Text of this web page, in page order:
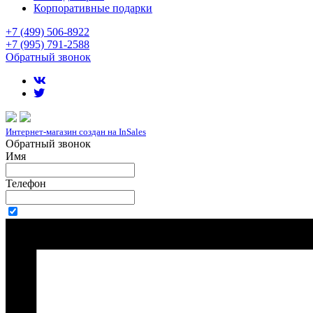
Корпоративные подарки
+7 (499) 506-8922
+7 (995) 791-2588
Обратный звонок
Интернет-магазин создан на InSales
Обратный звонок
Имя
Телефон